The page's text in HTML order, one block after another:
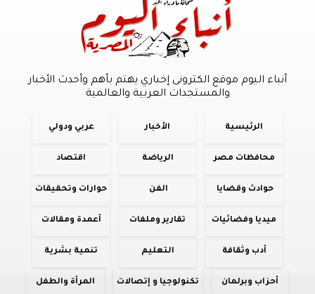
أنباء اليوم موقع الكترونى إخباري يهتم بأهم وأحدث الأخبار
والمستجدات العربية والعالمية
الرئيسية الأخبار عربي ودولي
محافظات مصر الرياضة اقتصاد
حوادث وقضايا الفن حوارات وتحقيقات
ميديا وفضائيات تقارير وملفات أعمدة ومقالات
أدب وثقافة التعليم تنمية بشرية
أحزاب وبرلمان تكنولوجيا و إتصالات المرأة والطفل